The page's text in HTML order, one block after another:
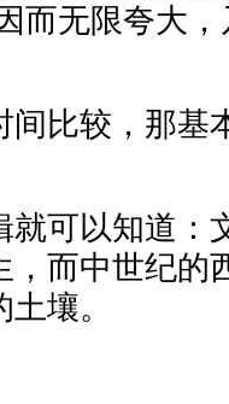
而无限夸大
较，那基
可以知道：
，而中世纪的
壤。